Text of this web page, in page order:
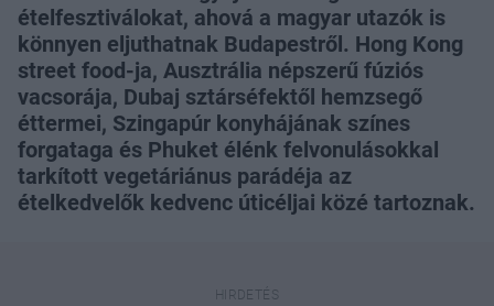
ételfesztiválokat, ahová a magyar utazók is
könnyen eljuthatnak Budapestről. Hong Kong
street food-ja, Ausztrália népszerű fúziós
vacsorája, Dubaj sztárséfektől hemzsegő
éttermei, Szingapúr konyhájának színes
forgataga és Phuket élénk felvonulásokkal
tarkított vegetáriánus parádéja az
ételkedvelők kedvenc úticéljai közé tartoznak.